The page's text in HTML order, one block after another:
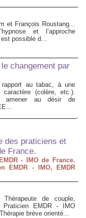
et François Roustang...
et l’approche
possible d...
changement par
rapport au tabac, à une
(colère, etc.).
amener au désir de
des praticiens et
France.
- IMO de France.
EMDR - IMO, EMDR
de couple,
Praticien EMDR - IMO
brève orienté...